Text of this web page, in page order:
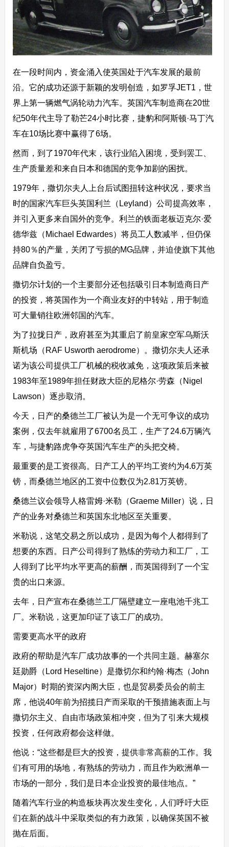
‍在一段时间内，资金涌入使英国处于汽车发展的最前
沿。它的成功还源于新颖的发明创造，如罗孚JET1，世
界上第一辆燃气涡轮动力汽车。英国汽车制造商在20世
纪50年代主导了勒芒24小时比赛，捷豹和阿斯顿·马丁汽
车在10场比赛中赢得了6场。
然而，到了1970年代末，该行业陷入困境，受到罢工、
生产质量差和来自日本和德国的竞争加剧的困扰。
1979年，撒切尔夫人上台后试图扭转这种状况，要求当
时的国家汽车巨头英国利兰（Leyland）公司提高效率，
并引入更多来自国外的竞争。利兰的铁面老板迈克尔·爱
德华兹（Michael Edwardes）将员工人数减半，但仍保
持80％的产量，关闭了亏损的MG品牌，并迫使旗下其他
品牌自负盈亏。
撒切尔计划的一个主要部分还包括吸引日本制造商日产
的投资，将英国作为一个商业友好的中转站，用于制造
可大量销往欧洲邻国的汽车。
为了拉拢日产，政府甚至为其重启了前皇家空军乌斯沃
斯机场（RAF Usworth aerodrome）。撒切尔夫人还承
诺为该公司提供工厂机械的税收减免，这项政策后来被
1983年至1989年担任财政大臣的尼格尔·劳森（Nigel
Lawson）逐步取消。
今天，日产的桑德兰工厂被认为是一个无可争议的成功
案例，仅去年就雇用了6700名员工，生产了24.6万辆汽
车，与捷豹路虎争夺英国汽车生产的头把交椅。
最重要的是工资很高。日产工人的平均工资约为4.6万英
镑，而桑德兰地区的工资中位数仅为2.81万英镑。
桑德兰议会领导人格雷姆·米勒（Graeme Miller）说，日
产的业务对桑德兰和英国东北地区至关重要。
米勒说，这笔交易之所以成功，是因为每个人都得到了
想要的东西。日产公司得到了熟练的劳动力和工厂，工
人得到了比平均水平更高的薪酬，而英国得到了一个宝
贵的出口来源。
去年，日产宣布在桑德兰工厂隔壁建立一座电池千兆工
厂。米勒说，这更加印证了该工厂的成功。
需要更高水平的政府
政府的帮助是汽车厂成功故事的一个共同主题。赫塞尔
廷勋爵（Lord Heseltine）是撒切尔和约翰·梅杰（John
Major）时期的资深内阁大臣，也是贸易委员会的前主
席，他说40年前为招揽日产而采取的干预措施表面上与
撒切尔主义、自由市场政策相冲突，但为了引来大规模
投资，任何政府都会这样做。
他说：“这些都是巨大的投资，提供非常高薪的工作。我
们有可用的场地，有熟练的劳动力，而且作为欧洲单一
市场的一部分，我们是日本企业投资的最佳地点。”
随着汽车行业的构造板块再次发生变化，人们呼吁大臣
们在新的战斗中采取类似的有力政策，以确保英国不被
抛在后面。